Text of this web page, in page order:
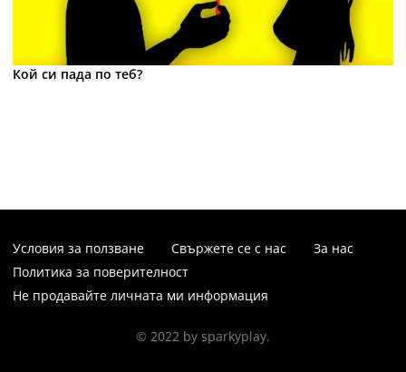
Кой си пада по теб?
Условия за ползване Свържете се с нас
За нас
Политика за поверителност
Не продавайте личната ми информация
© 2022 by sparkyplay.